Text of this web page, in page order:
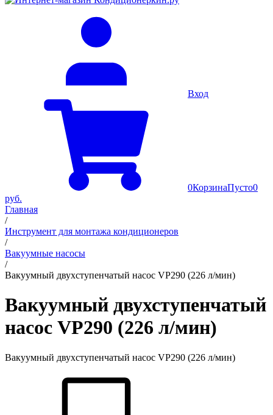
Вход
0КорзинаПусто0
руб.
Главная
/
Инструмент для монтажа кондиционеров
/
Вакуумные насосы
/
Вакуумный двухступенчатый насос VP290 (226 л/мин)
Вакуумный двухступенчатый
насос VP290 (226 л/мин)
Вакуумный двухступенчатый насос VP290 (226 л/мин)